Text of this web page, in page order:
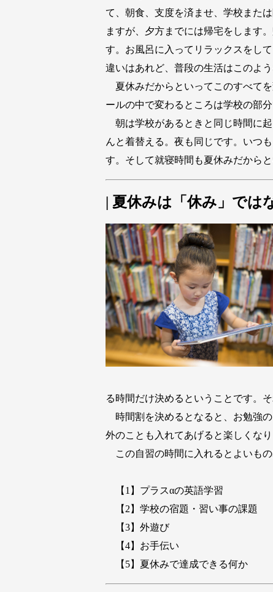
て、朝食、支度を済ませ、学校また
ますが、夕方までには帰宅をします
す。お風呂に入ってリラックスをし
違いはあれど、普段の生活はこのよ
夏休みだからといってこのすべて
ールの中で変わるところは学校の部分
朝は学校があるときと同じ時間に
んと着替える。夜も同じです。いつ
す。そして就寝時間も夏休みだから
| 夏休みは「休み」では
る時間だけ決めるということです。
時間割を決めるとなると、お勉強
外のことも入れてあげると楽しくなり
この自習の時間に入れるとよいもの
【1】プラスαの英語学習
【2】学校の宿題・習い事の課題
【3】外遊び
【4】お手伝い
【5】夏休みで達成できる何か